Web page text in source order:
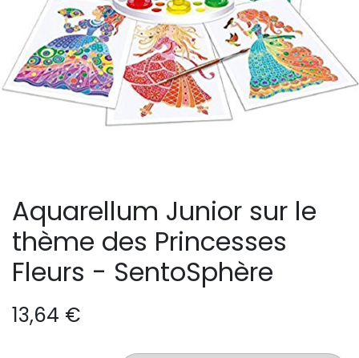
Aquarellum Junior sur le
thème des Princesses
Fleurs - SentoSphère
13,64 €